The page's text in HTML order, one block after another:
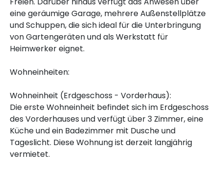
eine geräumige Garage, mehrere Außenstellplätze
und Schuppen, die sich ideal für die Unterbringung
von Gartengeräten und als Werkstatt für
Heimwerker eignet.
Wohneinheiten:
Wohneinheit (Erdgeschoss - Vorderhaus):
Die erste Wohneinheit befindet sich im Erdgeschoss
des Vorderhauses und verfügt über 3 Zimmer, eine
Küche und ein Badezimmer mit Dusche und
Tageslicht. Diese Wohnung ist derzeit langjährig
vermietet.